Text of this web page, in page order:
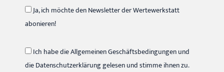
Ja, ich möchte den Newsletter der Wertewerkstatt
abonieren!
Ich habe die Allgemeinen Geschäftsbedingungen und
die Datenschutzerklärung gelesen und stimme ihnen zu.